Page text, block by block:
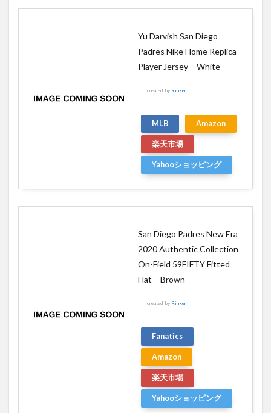
Yu Darvish San Diego
Padres Nike Home Replica
Player Jersey – White
created by Rinker
MLB Amazon
楽天市場
Yahooショッピング
San Diego Padres New Era
2020 Authentic Collection
On-Field 59FIFTY Fitted
Hat – Brown
created by Rinker
Fanatics
Amazon
楽天市場
Yahooショッピング